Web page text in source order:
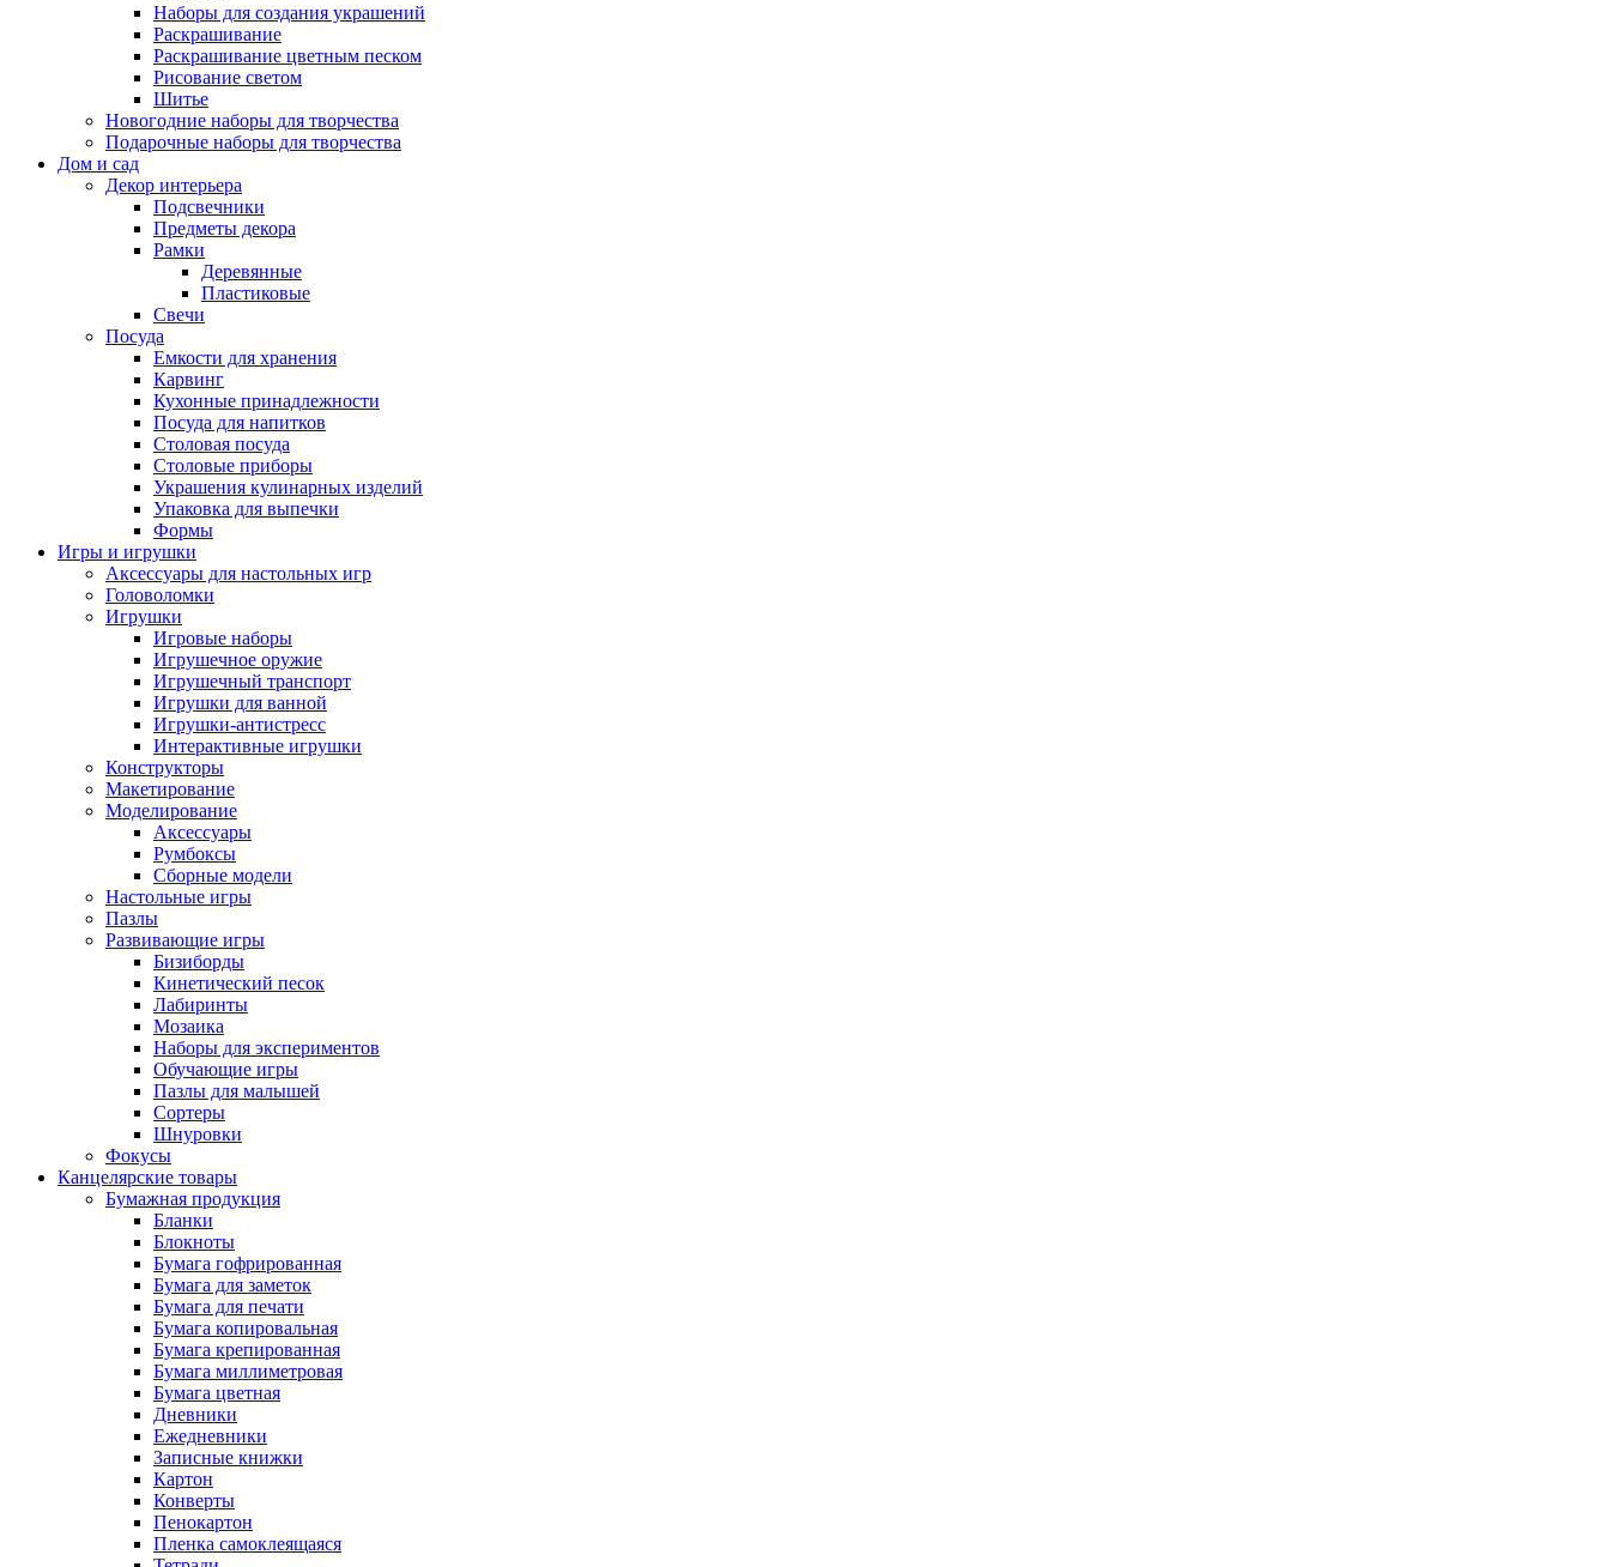
Наборы для создания украшений
Раскрашивание
Раскрашивание цветным песком
Рисование светом
Шитье
Новогодние наборы для творчества
Подарочные наборы для творчества
Дом и сад
Декор интерьера
Подсвечники
Предметы декора
Рамки
Деревянные
Пластиковые
Свечи
Посуда
Емкости для хранения
Карвинг
Кухонные принадлежности
Посуда для напитков
Столовая посуда
Столовые приборы
Украшения кулинарных изделий
Упаковка для выпечки
Формы
Игры и игрушки
Аксессуары для настольных игр
Головоломки
Игрушки
Игровые наборы
Игрушечное оружие
Игрушечный транспорт
Игрушки для ванной
Игрушки-антистресс
Интерактивные игрушки
Конструкторы
Макетирование
Моделирование
Аксессуары
Румбоксы
Сборные модели
Настольные игры
Пазлы
Развивающие игры
Бизиборды
Кинетический песок
Лабиринты
Мозаика
Наборы для экспериментов
Обучающие игры
Пазлы для малышей
Сортеры
Шнуровки
Фокусы
Канцелярские товары
Бумажная продукция
Бланки
Блокноты
Бумага гофрированная
Бумага для заметок
Бумага для печати
Бумага копировальная
Бумага крепированная
Бумага миллиметровая
Бумага цветная
Дневники
Ежедневники
Записные книжки
Картон
Конверты
Пенокартон
Пленка самоклеящаяся